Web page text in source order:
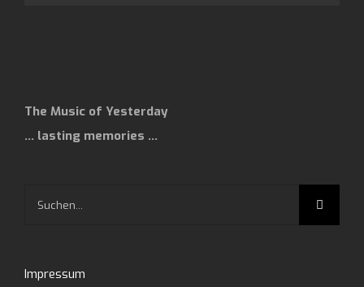
The Music of Yesterday
… lasting memories …
Impressum